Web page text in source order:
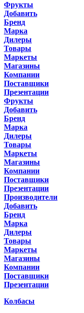
Фрукты
Добавить
Бренд
Марка
Дилеры
Товары
Маркеты
Магазины
Компании
Поставщики
Презентации
Фрукты
Добавить
Бренд
Марка
Дилеры
Товары
Маркеты
Магазины
Компании
Поставщики
Презентации
Производители
Добавить
Бренд
Марка
Дилеры
Товары
Маркеты
Магазины
Компании
Поставщики
Презентации
Колбасы